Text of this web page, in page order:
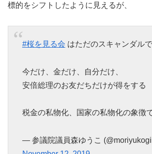
標的をシフトしたように見えるが、
#桜を見る会 はただのスキャンダルで
今だけ、金だけ、自分だけ、
安倍総理のお友だちだけが得をする
税金の私物化、国家の私物化の象徴
— 参議院議員森ゆうこ